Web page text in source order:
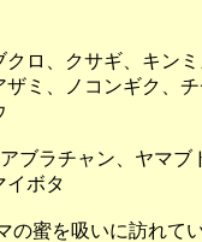
クロ、クサギ、キ
ミ、ノコンギク、
ブラチャン、ヤマ
ボタ
の蜜を吸いに訪れて